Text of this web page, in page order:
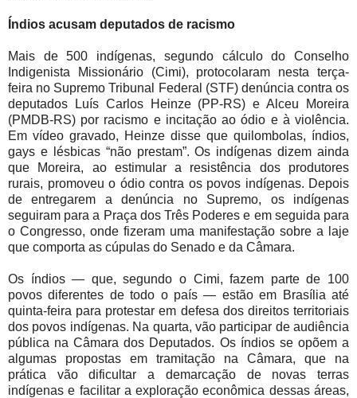
Índios acusam deputados de racismo
Mais de 500 indígenas, segundo cálculo do Conselho
Indigenista Missionário (Cimi), protocolaram nesta terça-
feira no Supremo Tribunal Federal (STF) denúncia contra os
deputados Luís Carlos Heinze (PP-RS) e Alceu Moreira
(PMDB-RS) por racismo e incitação ao ódio e à violência.
Em vídeo gravado, Heinze disse que quilombolas, índios,
gays e lésbicas “não prestam”. Os indígenas dizem ainda
que Moreira, ao estimular a resistência dos produtores
rurais, promoveu o ódio contra os povos indígenas. Depois
de entregarem a denúncia no Supremo, os indígenas
seguiram para a Praça dos Três Poderes e em seguida para
o Congresso, onde fizeram uma manifestação sobre a laje
que comporta as cúpulas do Senado e da Câmara.
Os índios — que, segundo o Cimi, fazem parte de 100
povos diferentes de todo o país — estão em Brasília até
quinta-feira para protestar em defesa dos direitos territoriais
dos povos indígenas. Na quarta, vão participar de audiência
pública na Câmara dos Deputados. Os índios se opõem a
algumas propostas em tramitação na Câmara, que na
prática vão dificultar a demarcação de novas terras
indígenas e facilitar a exploração econômica dessas áreas,